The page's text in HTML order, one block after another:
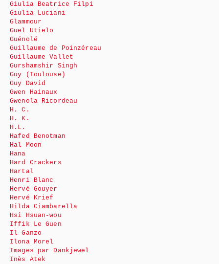
Giulia Beatrice Filpi
Giulia Luciani
Glammour
Guel Utielo
Guénolé
Guillaume de Poinzéreau
Guillaume Vallet
Gurshamshir Singh
Guy (Toulouse)
Guy David
Gwen Hainaux
Gwenola Ricordeau
H. C.
H. K.
H.L.
Hafed Benotman
Hal Moon
Hana
Hard Crackers
Hartal
Henri Blanc
Hervé Gouyer
Hervé Krief
Hilda Ciambarella
Hsi Hsuan-wou
Iffik Le Guen
Il Ganzo
Ilona Morel
Images par Dankjewel
Inès Atek